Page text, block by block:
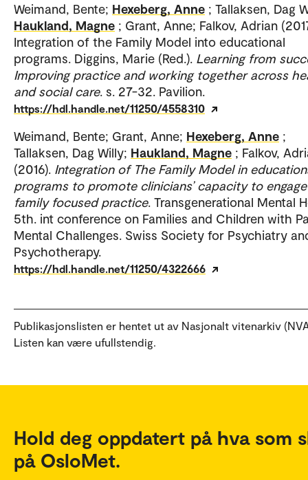
Weimand, Bente; Hexeberg, Anne ; Tallaksen, Dag
Haukland, Magne ; Grant, Anne; Falkov, Adrian
Integration of the Family Model into educational
programs. Diggins, Marie (Red.). Learning from
Improving practice and working together across
and social care. s. 27-32. Pavilion.
https://hdl.handle.net/11250/4558310
Weimand, Bente; Grant, Anne; Hexeberg, Anne ;
Tallaksen, Dag Willy; Haukland, Magne ; Falkov,
(2016). Integration of The Family Model in
programs to promote clinicians’ capacity to
family focused practice. Transgenerational Mental
5th. int conference on Families and Children with
Mental Challenges. Swiss Society for Psychiatry
Psychotherapy.
https://hdl.handle.net/11250/4322666
Publikasjonslisten er hentet ut av Nasjonalt vitenarkiv
Listen kan være ufullstendig.
Hold deg oppdatert på hva som
på OsloMet.